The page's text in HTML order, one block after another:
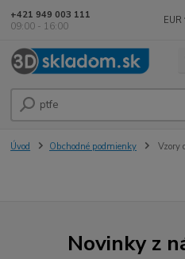
EUR
+421 949 003 111
09:00 - 16:00
Úvod Obchodné podmienky Vzory
Novinky z